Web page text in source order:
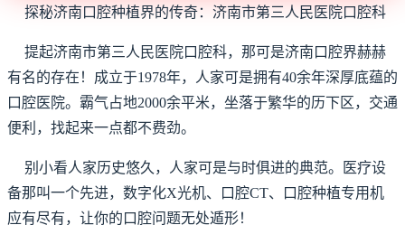
探秘济南口腔种植界的传奇：济南市第三人民医院口腔科
提起济南市第三人民医院口腔科，那可是济南口腔界赫赫
有名的存在！成立于1978年，人家可是拥有40余年深厚底蕴的
口腔医院。霸气占地2000余平米，坐落于繁华的历下区，交通
便利，找起来一点都不费劲。
别小看人家历史悠久，人家可是与时俱进的典范。医疗设
备那叫一个先进，数字化X光机、口腔CT、口腔种植专用机
应有尽有，让你的口腔问题无处遁形！